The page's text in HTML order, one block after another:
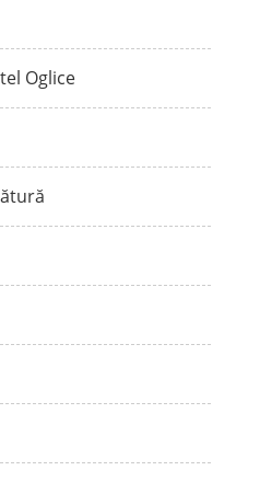
Oglice